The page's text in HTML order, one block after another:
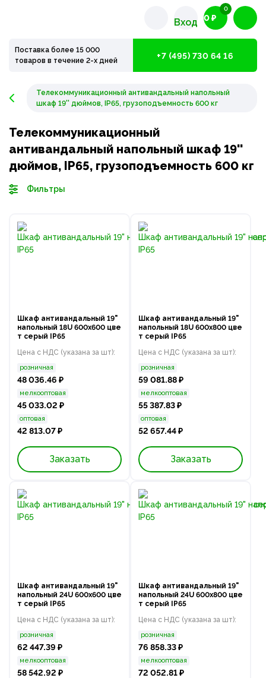
Вход 0 ₽
0
Поставка более 15 000
товаров в течение 2-х дней
+7 (495) 730 64 16
Телекоммуникационный антивандальный напольный
шкаф 19'' дюймов, IP65, грузоподъемность 600 кг
Телекоммуникационный
антивандальный напольный шкаф 19''
дюймов, IP65, грузоподъемность 600 кг
Фильтры
Шкаф антивандальный 19"
напольный 18U 600x600 цве
т серый IP65
Цена с НДС (указана за шт):
розничная
48 036.46 ₽
мелкооптовая
45 033.02 ₽
оптовая
42 813.07 ₽
Заказать
Шкаф антивандальный 19"
напольный 18U 600x800 цве
т серый IP65
Цена с НДС (указана за шт):
розничная
59 081.88 ₽
мелкооптовая
55 387.83 ₽
оптовая
52 657.44 ₽
Заказать
Шкаф антивандальный 19"
напольный 24U 600x600 цве
т серый IP65
Цена с НДС (указана за шт):
розничная
62 447.39 ₽
мелкооптовая
58 542.92 ₽
Шкаф антивандальный 19"
напольный 24U 600x800 цве
т серый IP65
Цена с НДС (указана за шт):
розничная
76 858.33 ₽
мелкооптовая
72 052.81 ₽